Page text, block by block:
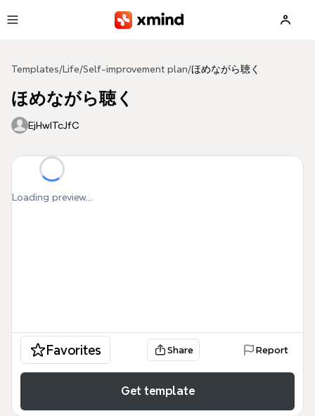
Templates/ Life/Self-improvement plan/ほめながら聴く
ほめながら聴く
EjHwITcJfC
Loading preview...
Favorites Share Report
Get template